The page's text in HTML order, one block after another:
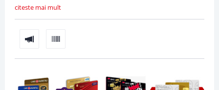
citeste mai mult